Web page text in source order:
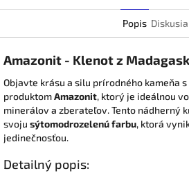
Popis Diskusia
Amazonit - Klenot z
Objavte krásu a silu prírodného kameňa
produktomAmazonit, ktorý je ideálnou
minerálov a zberateľov. Tento nádherný
svoju sýtomodrozelenú farbu, ktorá
jedinečnosťou.
Detailný popis: